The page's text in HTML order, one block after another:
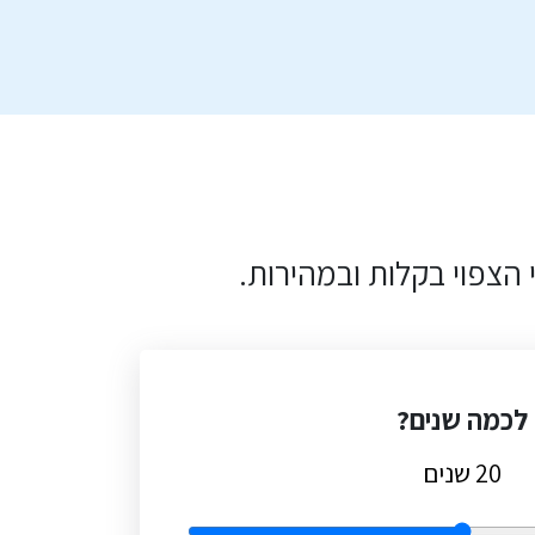
בקלות ובמהירות.
לכמה שנים?